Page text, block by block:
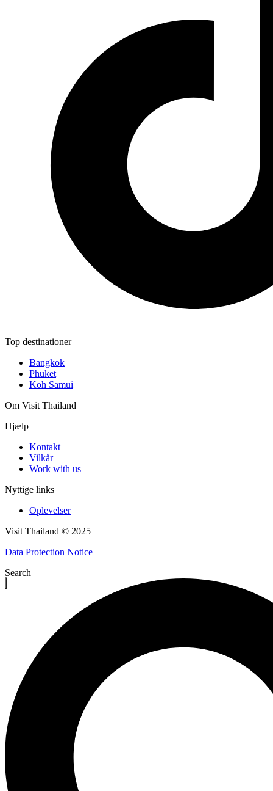
Top destinationer
Bangkok
Phuket
Koh Samui
Om Visit Thailand
Hjælp
Kontakt
Vilkår
Work with us
Nyttige links
Oplevelser
Visit Thailand © 2025
Data Protection Notice
Search